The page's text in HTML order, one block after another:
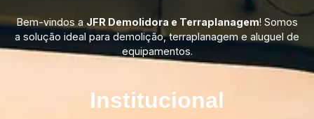
Bem-vindos a JFR Demolidora e Terraplanagem! Somos
a solução ideal para demolição, terraplanagem e aluguel de
equipamentos.
Institucional​